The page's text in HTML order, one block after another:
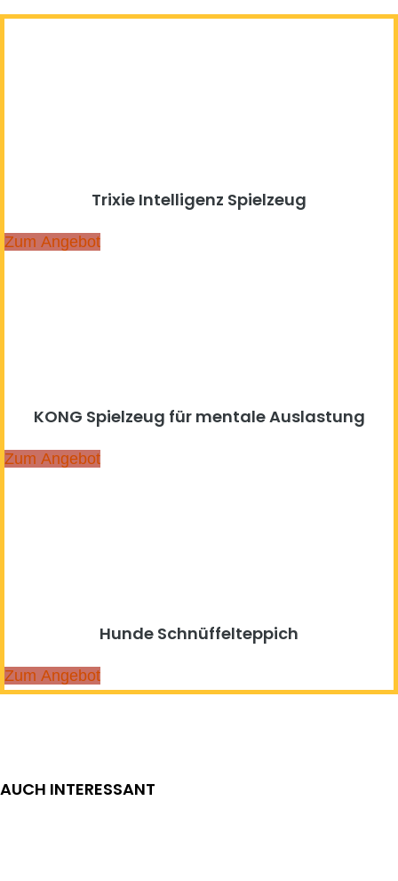
Trixie Intelligenz Spielzeug
Zum Angebot
KONG Spielzeug für mentale Auslastung
Zum Angebot
Hunde Schnüffelteppich
Zum Angebot
AUCH INTERESSANT